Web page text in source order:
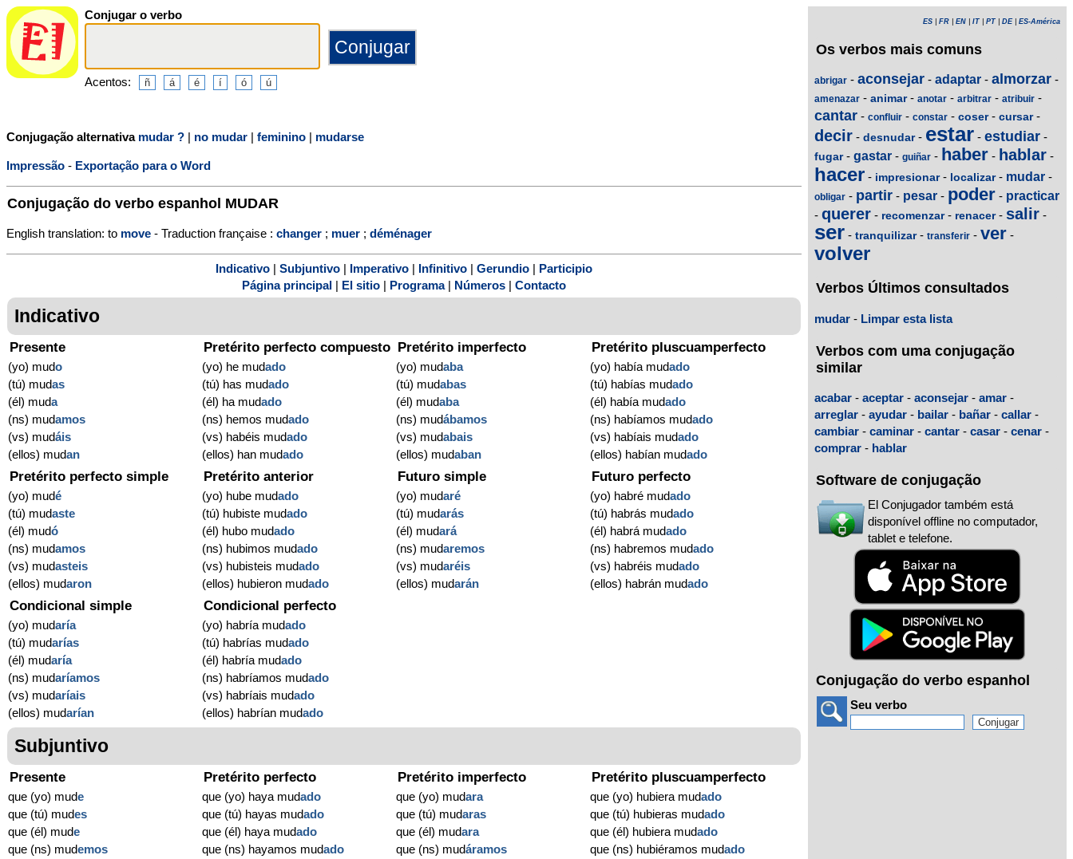
Conjugar o verbo
Acentos:
Conjugação alternativa mudar ? | no mudar | feminino | mudarse
Impressão - Exportação para o Word
Conjugação do verbo espanhol MUDAR
English translation: to move - Traduction française : changer ; muer ; déménager
Indicativo Subjuntivo Imperativo Infinitivo Gerundio
Participio
Página principal
El sitio Programa| Números Contacto
Indicativo
Presente
(yo) mudo
(tú) mudas
(él) muda
(ns) mudamos
(vs) mudáis
(ellos) mudan
Pretérito perfecto compuesto
(yo) he mudado
(tú) has mudado
(él) ha mudado
(ns) hemos mudado
(vs) habéis mudado
(ellos) han mudado
Pretérito imperfecto
(yo) mudaba
(tú) mudabas
(él) mudaba
(ns) mudábamos
(vs) mudabais
(ellos) mudaban
Pretérito pluscuamperfecto
(yo) había mudado
(tú) habías mudado
(él) había mudado
(ns) habíamos mudado
(vs) habíais mudado
(ellos) habían mudado
Pretérito perfecto simple
(yo) mudé
(tú) mudaste
(él) mudó
(ns) mudamos
(vs) mudasteis
(ellos) mudaron
Pretérito anterior
(yo) hube mudado
(tú) hubiste mudado
(él) hubo mudado
(ns) hubimos mudado
(vs) hubisteis mudado
(ellos) hubieron mudado
Futuro simple
(yo) mudaré
(tú) mudarás
(él) mudará
(ns) mudaremos
(vs) mudaréis
(ellos) mudarán
Futuro perfecto
(yo) habré mudado
(tú) habrás mudado
(él) habrá mudado
(ns) habremos mudado
(vs) habréis mudado
(ellos) habrán mudado
Condicional simple
(yo) mudaría
(tú) mudarías
(él) mudaría
(ns) mudaríamos
(vs) mudaríais
(ellos) mudarían
Condicional perfecto
(yo) habría mudado
(tú) habrías mudado
(él) habría mudado
(ns) habríamos mudado
(vs) habríais mudado
(ellos) habrían mudado
Subjuntivo
Presente
que (yo) mude
que (tú) mudes
que (él) mude
que (ns) mudemos
Pretérito perfecto
que (yo) haya mudado
que (tú) hayas mudado
que (él) haya mudado
que (ns) hayamos mudado
Pretérito imperfecto
que (yo) mudara
que (tú) mudaras
que (él) mudara
que (ns) mudáramos
Pretérito pluscuamperfecto
que (yo) hubiera mudado
que (tú) hubieras mudado
que (él) hubiera mudado
que (ns) hubiéramos mudado
ES FR EN IT PT DE| ES-América
Os verbos mais comuns
abrigar - aconsejar - adaptar - almorzar -
amenazar - animar- anotar - arbitrar - atribuir -
cantar - confluir - constar - coser- cursar-
decir - desnudar- estar - estudiar -
fugar- gastar - guiñar - haber - hablar -
hacer - impresionar- localizar- mudar -
obligar - partir - pesar - poder - practicar
- querer - recomenzar- renacer- salir -
ser - tranquilizar- transferir - ver -
volver
Verbos Últimos consultados
mudar - Limpar esta lista
Verbos com uma conjugação
similar
acabar - aceptar - aconsejar - amar -
arreglar - ayudar - bailar - bañar - callar -
cambiar - caminar - cantar - casar - cenar -
comprar - hablar
Software de conjugação
El Conjugador também está
disponível offline no computador,
tablet e telefone.
Conjugação do verbo espanhol
Seu verbo